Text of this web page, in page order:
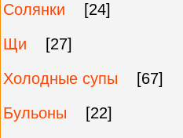
Солянки
[24]
Щи
[27]
Холодные супы
[67]
Бульоны
[22]